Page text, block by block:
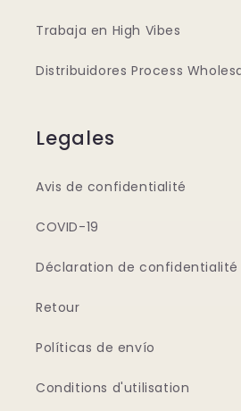
Trabaja en High Vibes
Distribuidores Process
Legales
Avis de confidentialité
COVID-19
Déclaration de confidentialité
Retour
Políticas de envío
Conditions d'utilisation